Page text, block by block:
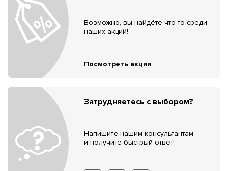
Возможно, вы найдёте что-то среди
наших акций!
Посмотреть акции
Затрудняетесь с выбором?
Напишите нашим консультантам
и получите быстрый ответ!